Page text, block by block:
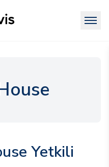
Yetkili